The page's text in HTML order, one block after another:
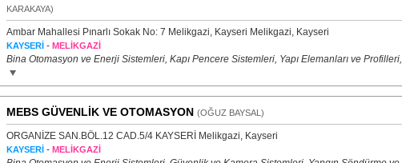
KARAKAYA)
Ambar Mahallesi Pınarlı Sokak No: 7 Melikgazi, Kayseri Melikgazi, Kayseri
KAYSERİ- MELİKGAZİ
Bina Otomasyon ve Enerji Sistemleri, Kapı Pencere Sistemleri, Yapı Elemanları ve Profilleri,
MEBS GÜVENLİK VE OTOMASYON (OĞUZ BAYSAL)
ORGANİZE SAN.BÖL.12 CAD.5/4 KAYSERİ Melikgazi, Kayseri
KAYSERİ- MELİKGAZİ